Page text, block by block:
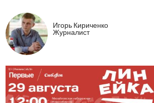
Игорь Кириченко
Журналист